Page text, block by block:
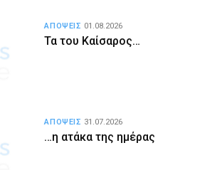
Τα του Καίσαρος…
ΑΠΟΨΕΙΣ 01.08.2026
…η ατάκα της ημέρας
ΑΠΟΨΕΙΣ 31.07.2026